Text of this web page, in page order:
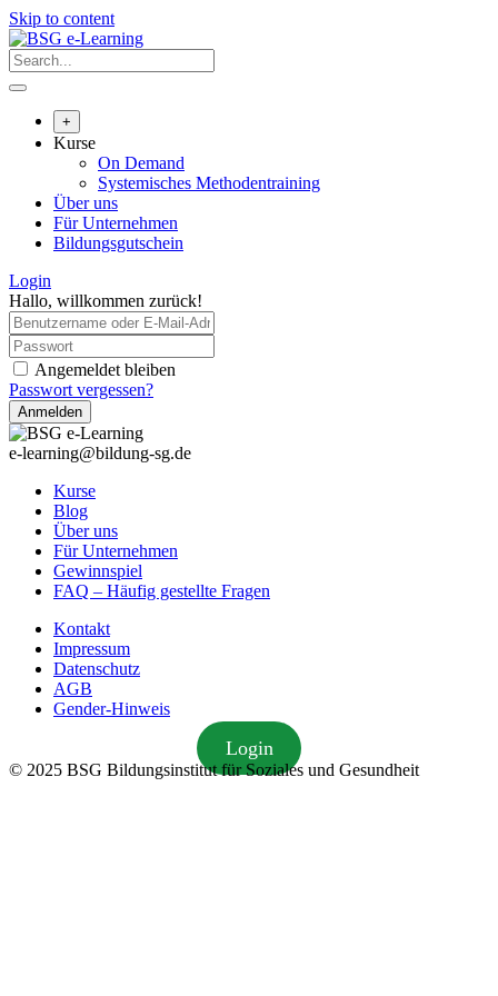
Skip to content
+
Kurse
On Demand
Systemisches Methodentraining
Über uns
Für Unternehmen
Bildungsgutschein
Login
Hallo, willkommen zurück!
Angemeldet bleiben
Passwort vergessen?
Anmelden
e-learning@bildung-sg.de
Kurse
Blog
Über uns
Für Unternehmen
Gewinnspiel
FAQ – Häufig gestellte Fragen
Kontakt
Impressum
Datenschutz
AGB
Gender-Hinweis
Login
© 2025 BSG Bildungsinstitut für Soziales und Gesundheit